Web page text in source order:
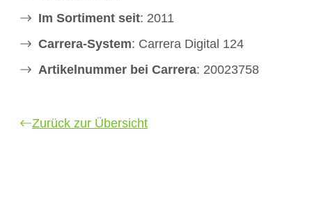
Im Sortiment seit: 2011
Carrera-System: Carrera Digital 124
Artikelnummer bei Carrera: 20023758
Zurück zur Übersicht